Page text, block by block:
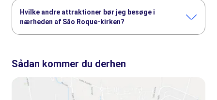
Hvilke andre attraktioner bør jeg besøge i
nærheden af São Roque-kirken?
Lissabon Oceanarium
Telecabine Lisboa
Sport Lisboa e Benfica Stadium (Estádio da Luz)
Vognmuseet
Sådan kommer du derhen